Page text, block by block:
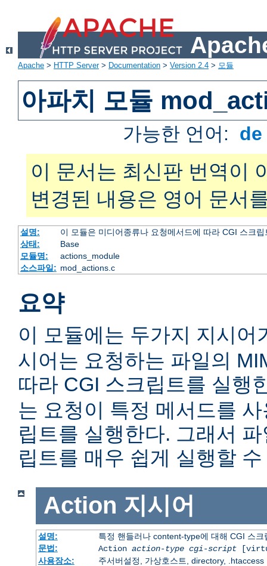
Apache > HTTP Server> Documentation > Version 2.4 > 모듈
아파치 모듈
가능한 언어:
이 문서는 최신판 번역이
변경된 내용은 영어 문서
설명:
이 모듈은 미디어종류나 요청메서드에 따라 CGI 스크
상태:
Base
모듈명:
actions_module
소스파일: mod_actions.c
요약
이 모듈에는 두가지 지시어
시어는 요청하는 파일의
따라 CGI 스크립트를 실행
는 요청이 특정 메서드를
립트를 실행한다. 그래서
립트를 매우 쉽게 실행할
Action 지시어
설명:
특정 핸들러나 content-type에 대해 CGI 스크
문법:
Action action-type cgi-script
사용장소:
주서버설정, 가상호스트, directory, .htaccess